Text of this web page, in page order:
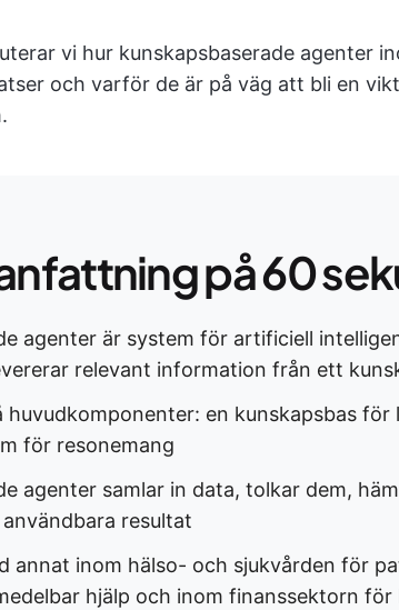
vi hur kunskapsbaserade agenter
och varför de är på väg att bli en
på 60
agenter är system för artificiell
relevant information från ett
huvudkomponenter: en kunskapsbas för
för resonemang
agenter samlar in data, tolkar dem,
resultat
annat inom hälso- och sjukvården för
hjälp och inom finanssektorn för